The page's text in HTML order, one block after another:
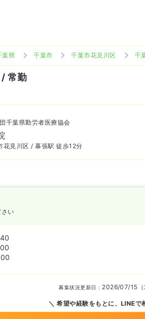
葉県 千葉市 千葉市花見川区 千
常勤
千葉県勤労者医療協会
花見川区 / 幕張駅 徒歩12分
い
募集状況更新日： 2026/07/15（
希望や経験をもとに、LINEで